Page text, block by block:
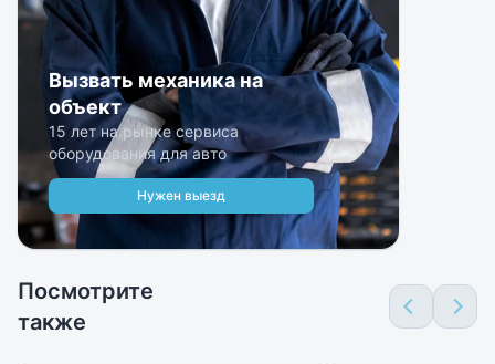
Вызвать механика на
объект
15 лет на рынке сервиса
оборудования для авто
Нужен выезд
Посмотрите
также